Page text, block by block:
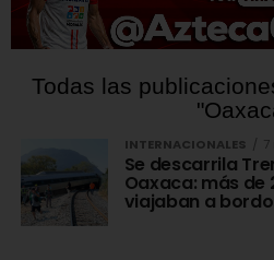
Todas las
INTERNACIONALES
Se descarrila
Oaxaca: más de
viajaban a bordo